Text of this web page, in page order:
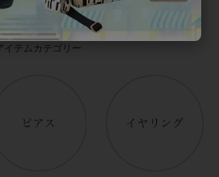
イテムカテゴリー